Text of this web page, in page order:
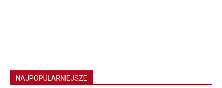
NAJPOPULARNIEJSZE